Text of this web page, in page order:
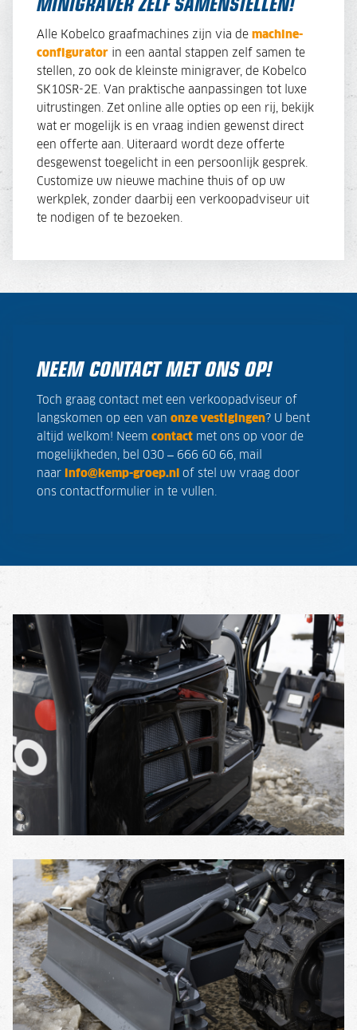
Alle Kobelco graafmachines zijn via de machine-
configurator in een aantal stappen zelf samen te
stellen, zo ook de kleinste minigraver, de Kobelco
SK10SR-2E. Van praktische aanpassingen tot luxe
uitrustingen. Zet online alle opties op een rij, bekijk
wat er mogelijk is en vraag indien gewenst direct
een offerte aan. Uiteraard wordt deze offerte
desgewenst toegelicht in een persoonlijk gesprek.
Customize uw nieuwe machine thuis of op uw
werkplek, zonder daarbij een verkoopadviseur uit
te nodigen of te bezoeken.
NEEM CONTACT MET ONS OP!
Toch graag contact met een verkoopadviseur of
langskomen op een van onze vestigingen ? U bent
altijd welkom! Neem contact met ons op voor de
mogelijkheden, bel 030 – 666 60 66, mail
naar
info@kemp-groep.nl of stel uw vraag door
ons contactformulier in te vullen.